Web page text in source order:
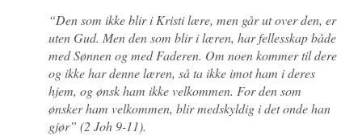
“Den som ikke blir i Kristi lære, men går ut over den, er
uten Gud. Men den som blir i læren, har fellesskap både
med Sønnen og med Faderen. Om noen kommer til dere
og ikke har denne læren, så ta ikke imot ham i deres
hjem, og ønsk ham ikke velkommen. For den som
ønsker ham velkommen, blir medskyldig i det onde han
gjør” (2 Joh 9-11).